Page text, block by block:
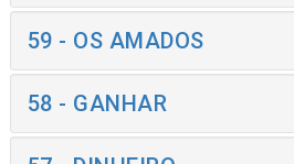
59 - OS AMADOS
58 - GANHAR